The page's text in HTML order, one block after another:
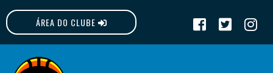
ÁREA DO CLUBE
FPB